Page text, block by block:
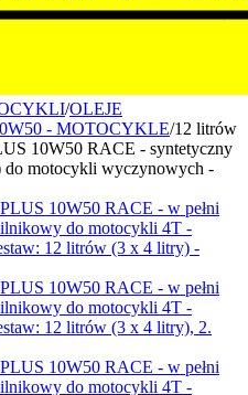
/OLEJE
- MOTOCYKLE/12 litrów
10W50 RACE - syntetyczny
motocykli wyczynowych -